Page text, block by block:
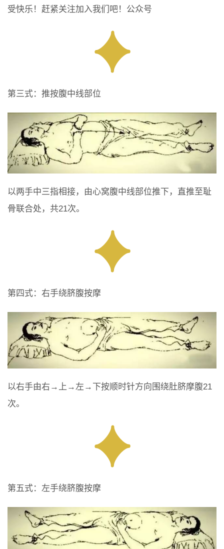
受快乐！赶紧关注加入我们吧！公众号
第三式：推按腹中线部位
以两手中三指相接，由心窝腹中线部位推下，直推至耻
骨联合处，共21次。
第四式：右手绕脐腹按摩
以右手由右→上→左→下按顺时针方向围绕肚脐摩腹21
次。
第五式：左手绕脐腹按摩